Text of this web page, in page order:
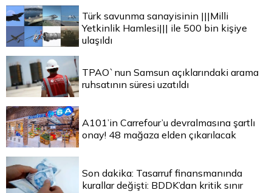
Türk savunma sanayisinin |||Milli
Yetkinlik Hamlesi||| ile 500 bin kişiye
ulaşıldı
TPAO`nun Samsun açıklarındaki arama
ruhsatının süresi uzatıldı
A101’in Carrefour’u devralmasına şartlı
onay! 48 mağaza elden çıkarılacak
Son dakika: Tasarruf finansmanında
kurallar değişti: BDDK’dan kritik sınır